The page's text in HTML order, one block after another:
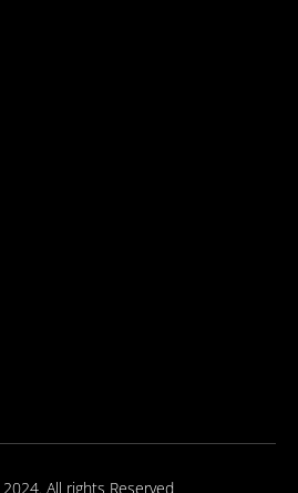
All rights Reserved